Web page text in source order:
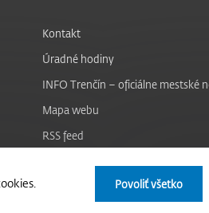
Povoliť všetko
Kontakt
Úradné hodiny
INFO Trenčín – oficiálne mestské
Mapa webu
RSS feed